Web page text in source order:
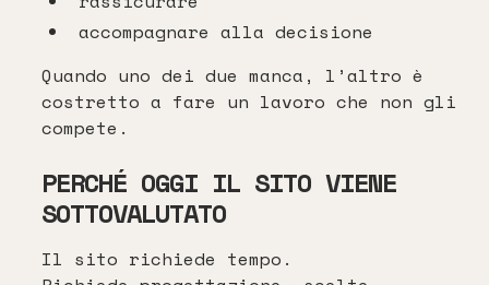
accompagnare alla decisione
Quando uno dei due manca, l’altro è
costretto a fare un lavoro che non gli
compete.
PERCHÉ OGGI IL SITO VIENE
SOTTOVALUTATO
Il sito richiede tempo.